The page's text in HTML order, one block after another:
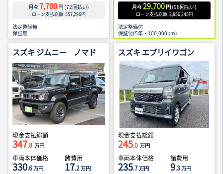
月々 7,700 円 (72回払い)
ローン支払総額 557,296円
法定整備無
保証無
月々 29,700 円 (96回払い)
ローン支払総額 2,856,245円
法定整備付
保証付(5年・100,000km)
スズキ ジムニー ノマド
現金支払総額
347.8 万円
車両本体価格
330.6万円
諸費用
17.2万円
スズキ エブリイワゴン
現金支払総額
245.0 万円
車両本体価格
235.7万円
諸費用
9.3万円